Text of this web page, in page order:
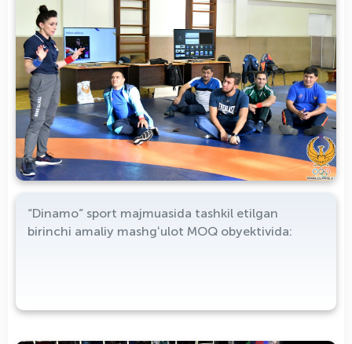
“Dinamo” sport majmuasida tashkil etilgan
birinchi amaliy mashgʻulot MOQ obyektivida: